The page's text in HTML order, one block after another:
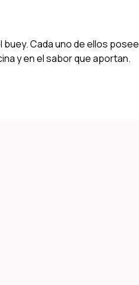
Cada uno de ellos posee
y en el sabor que aportan.